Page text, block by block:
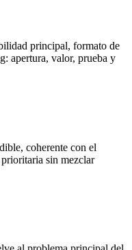
principal, formato de
apertura, valor, prueba y
coherente con el
sin mezclar